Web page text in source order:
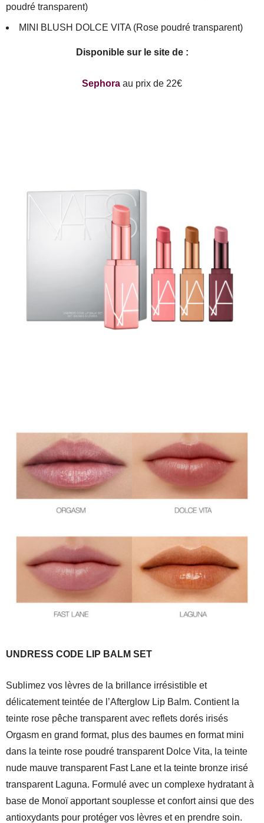
poudré transparent)
MINI BLUSH DOLCE VITA (Rose poudré transparent)
Disponible sur le site de :
Sephora au prix de 22€
UNDRESS CODE LIP BALM SET
Sublimez vos lèvres de la brillance irrésistible et
délicatement teintée de l’Afterglow Lip Balm. Contient la
teinte rose pêche transparent avec reflets dorés irisés
Orgasm en grand format, plus des baumes en format mini
dans la teinte rose poudré transparent Dolce Vita, la teinte
nude mauve transparent Fast Lane et la teinte bronze irisé
transparent Laguna. Formulé avec un complexe hydratant à
base de Monoï apportant souplesse et confort ainsi que des
antioxydants pour protéger vos lèvres et en prendre soin.